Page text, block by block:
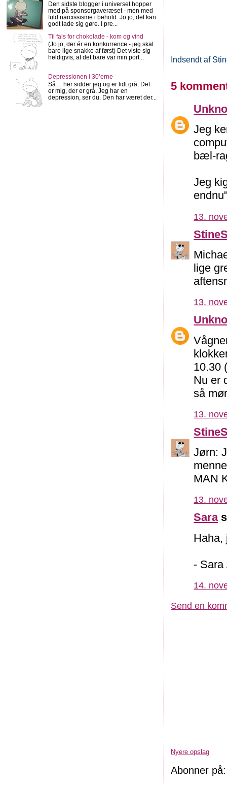
Indsendt af
5
Jeg
bæl-
Jeg
13.
lige
13.
10.30
Nu er
så
13.
Jørn:
MAN
13.
Sara
Haha,
- Sara
14.
Send en
Nyere opslag
Abonner
Den sidste blogger i universet hopper
med på sponsorgaveræset - men med
fuld narcissisme i behold. Jo jo, det kan
godt lade sig gøre. I pre...
Til fals for chokolade - kom og vind
(Jo jo, der ér en konkurrence - jeg skal
bare lige snakke af først) Det viste sig
heldigvis, at det bare var min port...
Depressionen i 30’erne
Så… her sidder jeg og er lidt grå. Det
er mig, der er grå. Jeg har en
depression, ser du. Den har været der...